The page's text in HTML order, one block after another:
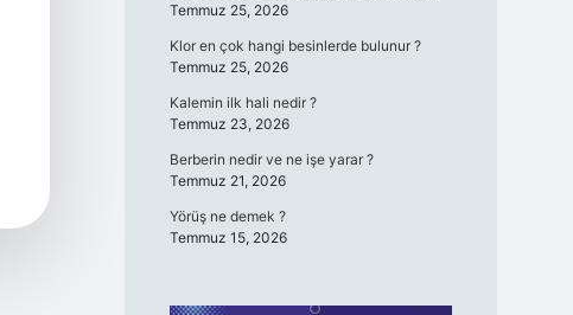
Temmuz 25, 2026
Klor en çok hangi besinlerde bulunur ?
Temmuz 25, 2026
Kalemin ilk hali nedir ?
Temmuz 23, 2026
Berberin nedir ve ne işe yarar ?
Temmuz 21, 2026
Yörüş ne demek ?
Temmuz 15, 2026